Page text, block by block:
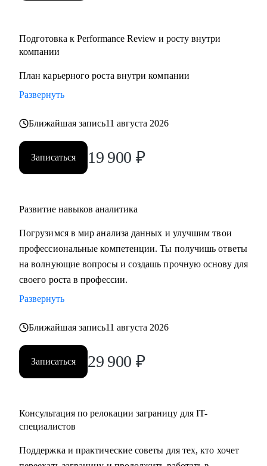
Подготовка к Performance Review и росту внутри
компании
План карьерного роста внутри компании
Развернуть
Ближайшая запись11 августа 2026
Записаться 19 900 ₽
Развитие навыков аналитика
Погрузимся в мир анализа данных и улучшим твои
профессиональные компетенции. Ты получишь ответы
на волнующие вопросы и создашь прочную основу для
своего роста в профессии.
Развернуть
Ближайшая запись11 августа 2026
Записаться 29 900 ₽
Консультация по релокации заграницу для IT-
специалистов
Поддержка и практические советы для тех, кто хочет